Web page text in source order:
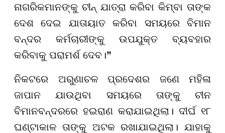
ନାଗରିକମାନଙ୍କୁ ଚୀନ୍ ଯାତ୍ରା କରିବା କିମ୍ବା ତାଙ୍କ
ଦେଶ ଦେଇ ଯାତାୟାତ କରିବା ସମୟରେ ବିମାନ
ବନ୍ଦର କର୍ମଚାରୀଙ୍କୁ ଉପଯୁକ୍ତ ବ୍ୟବହାର
କରିବାକୁ ପରାମର୍ଶ ଦେବ।”
ନିକଟରେ ଅରୁଣାଚଳ ପ୍ରଦେଶର ଜଣେ ମହିଳା
ଜାପାନ ଯାଉଥିବା ସମୟରେ ତାଙ୍କୁ ଚୀନ
ବିମାନବନ୍ଦରରେ ହଇରାଣ କରାଯାଇଥିଲା। ଦୀର୍ଘ ୧୮
ଘଣ୍ଟାକାଳ ତାଙ୍କୁ ଅଟକ ରଖାଯାଇଥିଲା। ଯାହାକୁ